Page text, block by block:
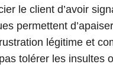
le client d’avoir
permettent
légitime et
tolérer les insultes